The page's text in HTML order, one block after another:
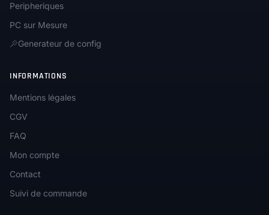
Peripheriques
PC sur Mesure
Generateur de config
INFORMATIONS
Mentions légales
CGV
FAQ
Mon compte
Contact
Suivi de commande